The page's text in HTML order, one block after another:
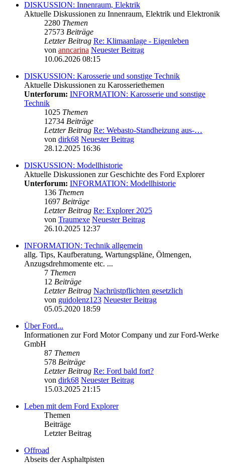
DISKUSSION: Innenraum, Elektrik
Aktuelle Diskussionen zu Innenraum, Elektrik und Elektronik
2280 Themen
27573 Beiträge
Letzter Beitrag Re: Klimaanlage - Eigenleben
von anncarina Neuester Beitrag
10.06.2026 08:15
DISKUSSION: Karosserie und sonstige Technik
Aktuelle Diskussionen zu Karosseriethemen
Unterforum: INFORMATION: Karosserie und sonstige
Technik
1025 Themen
12734 Beiträge
Letzter Beitrag Re: Webasto-Standheizung aus-…
von dirk68 Neuester Beitrag
28.12.2025 16:36
DISKUSSION: Modellhistorie
Aktuelle Diskussionen zur Geschichte des Ford Explorer
Unterforum: INFORMATION: Modellhistorie
136 Themen
1697 Beiträge
Letzter Beitrag Re: Explorer 2025
von Traumexe Neuester Beitrag
26.10.2025 12:37
INFORMATION: Technik allgemein
allg. Tips, Kaufberatung, Wartungspläne, Ölmengen,
Anzugsdrehmomente etc. ...
7 Themen
12 Beiträge
Letzter Beitrag Nachrüstpflichten gesetzlich
von guidolenz123 Neuester Beitrag
05.05.2020 18:59
Über Ford...
Informationen zur Ford Motor Company und zur Ford-Werke
GmbH
87 Themen
578 Beiträge
Letzter Beitrag Re: Ford bald fort?
von dirk68 Neuester Beitrag
15.03.2025 21:15
Leben mit dem Ford Explorer
Themen
Beiträge
Letzter Beitrag
Offroad
Abseits der Asphaltpisten